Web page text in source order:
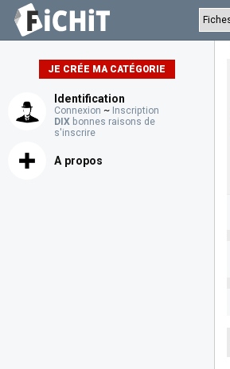
JE CRÉE MA CATÉGORIE
Identification
Connexion ~ Inscription
DIX bonnes raisons de
s'inscrire
A propos